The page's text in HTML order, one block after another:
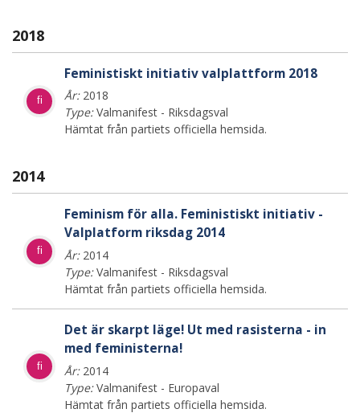
2018
fi
Feministiskt initiativ valplattform 2018
År:2018
Type:Valmanifest - Riksdagsval
Hämtat från partiets officiella hemsida.
2014
fi
Feminism för alla. Feministiskt initiativ -
Valplatform riksdag 2014
År:2014
Type:Valmanifest - Riksdagsval
Hämtat från partiets officiella hemsida.
fi
Det är skarpt läge! Ut med rasisterna - in
med feministerna!
År:2014
Type:Valmanifest - Europaval
Hämtat från partiets officiella hemsida.